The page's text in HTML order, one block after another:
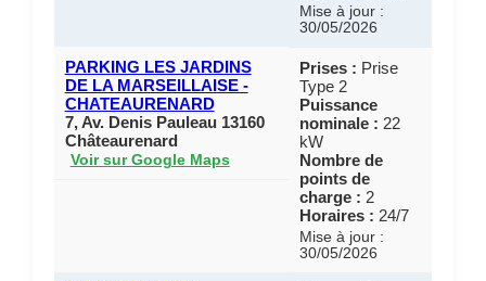
Mise à jour :
30/05/2026
PARKING LES JARDINS
DE LA MARSEILLAISE -
CHATEAURENARD
7, Av. Denis Pauleau 13160
Châteaurenard
Voir sur Google Maps
Prises : Prise
Type 2
Puissance
nominale : 22
kW
Nombre de
points de
charge : 2
Horaires : 24/7
Mise à jour :
30/05/2026